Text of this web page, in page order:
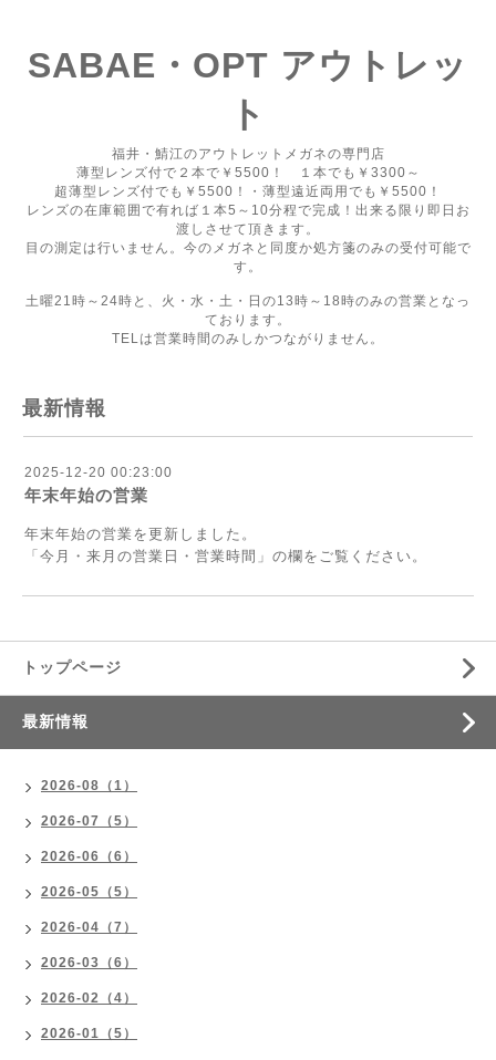
SABAE・OPT アウトレッ
ト
福井・鯖江のアウトレットメガネの専門店
薄型レンズ付で２本で￥5500！ １本でも￥3300～
超薄型レンズ付でも￥5500！・薄型遠近両用でも￥5500！
レンズの在庫範囲で有れば１本5～10分程で完成！出来る限り即日お
渡しさせて頂きます。
目の測定は行いません。今のメガネと同度か処方箋のみの受付可能で
す。
土曜21時～24時と、火・水・土・日の13時～18時のみの営業となっ
ております。
TELは営業時間のみしかつながりません。
最新情報
2025-12-20 00:23:00
年末年始の営業
年末年始の営業を更新しました。
「今月・来月の営業日・営業時間」の欄をご覧ください。
トップページ
最新情報
2026-08（1）
2026-07（5）
2026-06（6）
2026-05（5）
2026-04（7）
2026-03（6）
2026-02（4）
2026-01（5）